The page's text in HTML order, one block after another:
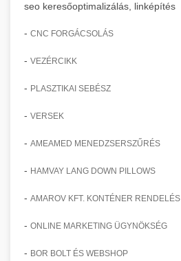
seo keresőoptimalizálás, linképítés
- CNC FORGÁCSOLÁS
- VEZÉRCIKK
- PLASZTIKAI SEBÉSZ
- VERSEK
- AMEAMED MENEDZSERSZŰRÉS
- HAMVAY LANG DOWN PILLOWS
- AMAROV KFT. KONTÉNER RENDELÉS
- ONLINE MARKETING ÜGYNÖKSÉG
- BOR BOLT ÉS WEBSHOP